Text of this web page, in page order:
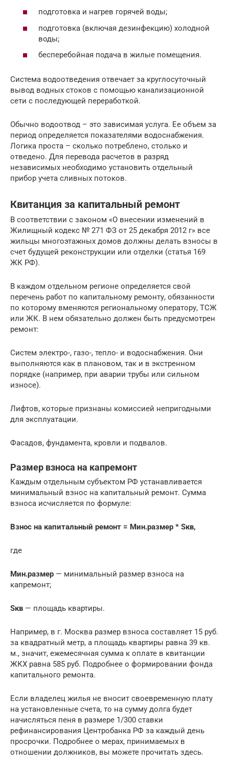
подготовка и нагрев горячей воды;
подготовка (включая дезинфекцию) холодной
воды;
бесперебойная подача в жилые помещения.
Система водоотведения отвечает за круглосуточный
вывод водных стоков с помощью канализационной
сети с последующей переработкой.
Обычно водоотвод – это зависимая услуга. Ее объем за
период определяется показателями водоснабжения.
Логика проста – сколько потреблено, столько и
отведено. Для перевода расчетов в разряд
независимых необходимо установить отдельный
прибор учета сливных потоков.
Квитанция за капитальный ремонт
В соответствии с законом «О внесении изменений в
Жилищный кодекс № 271 ФЗ от 25 декабря 2012 г» все
жильцы многоэтажных домов должны делать взносы в
счет будущей реконструкции или отделки (статья 169
ЖК РФ).
В каждом отдельном регионе определяется свой
перечень работ по капитальному ремонту, обязанности
по которому вменяются региональному оператору, ТСЖ
или ЖК. В нем обязательно должен быть предусмотрен
ремонт:
Систем электро-, газо-, тепло- и водоснабжения. Они
выполняются как в плановом, так и в экстренном
порядке (например, при аварии трубы или сильном
износе).
Лифтов, которые признаны комиссией непригодными
для эксплуатации.
Фасадов, фундамента, кровли и подвалов.
Размер взноса на капремонт
Каждым отдельным субъектом РФ устанавливается
минимальный взнос на капитальный ремонт. Сумма
взноса исчисляется по формуле:
Взнос на капитальный ремонт = Мин.размер * Sкв,
где
Мин.размер — минимальный размер взноса на
капремонт;
Sкв — площадь квартиры.
Например, в г. Москва размер взноса составляет 15 руб.
за квадратный метр, а площадь квартиры равна 39 кв.
м., значит, ежемесячная сумма к оплате в квитанции
ЖКХ равна 585 руб. Подробнее о формировании фонда
капитального ремонта.
Если владелец жилья не вносит своевременную плату
на установленные счета, то на сумму долга будет
начисляться пеня в размере 1/300 ставки
рефинансирования Центробанка РФ за каждый день
просрочки. Подробнее о мерах, принимаемых в
отношении должников, вы можете прочитать здесь.